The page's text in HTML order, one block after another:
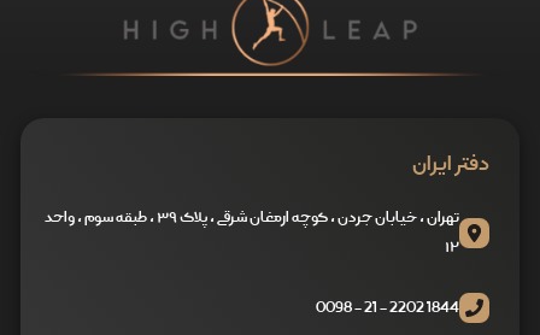
دفتر ایران
تهران ، خیابان جردن ، کوچه ارمغان شرقی ، پلاک ۳۹ ، طبقه سوم ، واحد
۱۲
1844 2202 - 21 - 0098